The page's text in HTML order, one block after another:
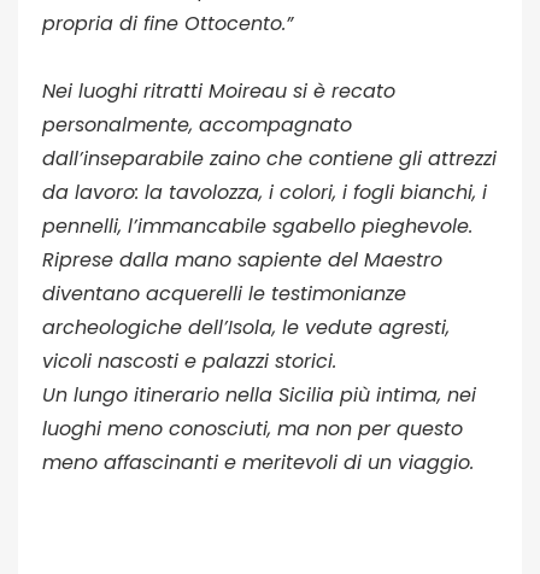
propria di fine Ottocento.”
Nei luoghi ritratti Moireau si è recato
personalmente, accompagnato
dall’inseparabile zaino che contiene gli attrezzi
da lavoro: la tavolozza, i colori, i fogli bianchi, i
pennelli, l’immancabile sgabello pieghevole.
Riprese dalla mano sapiente del Maestro
diventano acquerelli le testimonianze
archeologiche dell’Isola, le vedute agresti,
vicoli nascosti e palazzi storici.
Un lungo itinerario nella Sicilia più intima, nei
luoghi meno conosciuti, ma non per questo
meno affascinanti e meritevoli di un viaggio.